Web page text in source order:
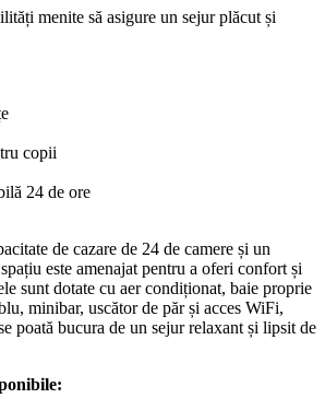
menite să asigure un sejur plăcut și
copii
24 de ore
de cazare de 24 de camere și un
este amenajat pentru a oferi confort și
sunt dotate cu aer condiționat, baie proprie
minibar, uscător de păr și acces WiFi,
poată bucura de un sejur relaxant și lipsit de